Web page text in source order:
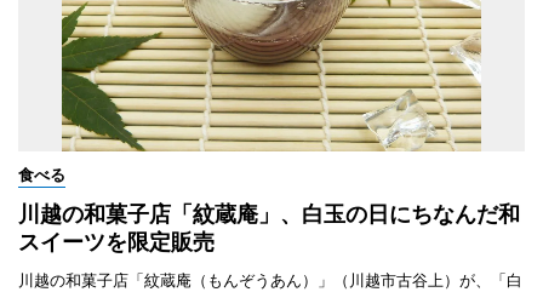
食べる
川越の和菓子店「紋蔵庵」、白玉の日にちなんだ和
スイーツを限定販売
川越の和菓子店「紋蔵庵（もんぞうあん）」（川越市古谷上）が、「白